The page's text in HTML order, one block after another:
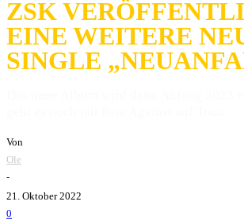
ZSK
EINE WEITERE
SINGLE
Von
Ole
-
21. Oktober 2022
0